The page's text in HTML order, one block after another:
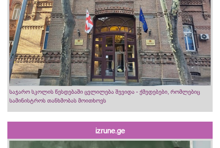
საჯარო სკოლის წესდებაში ცვლილება შევიდა - ქმედებები, რომლებიც
სამინისტროს თანხმობას მოითხოვს
izrune.ge